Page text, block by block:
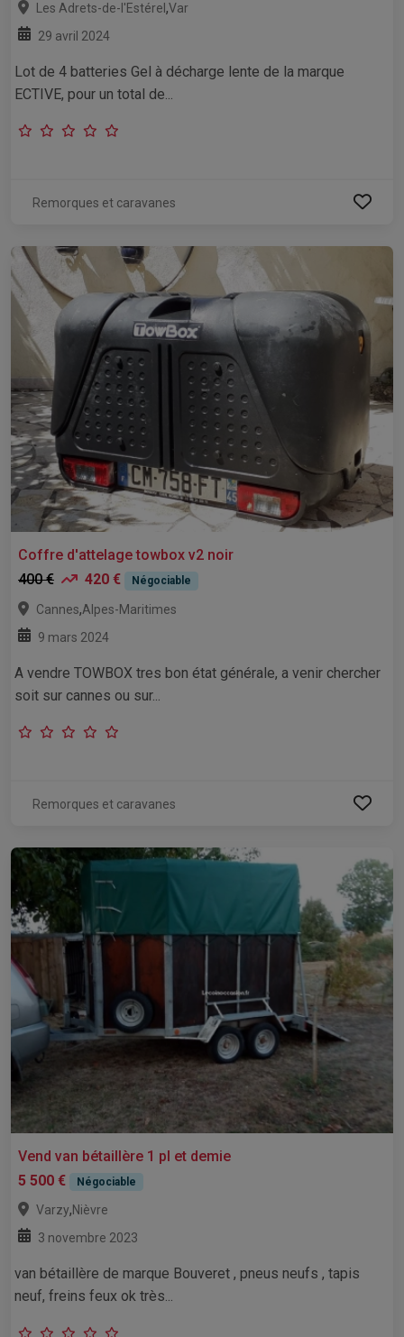
Les Adrets-de-l'Estérel ,Var
29 avril 2024
Lot de 4 batteries Gel à décharge lente de la marque
ECTIVE, pour un total de...
Remorques et caravanes
Coffre d'attelage towbox v2 noir
400 €
420 € Négociable
Cannes,Alpes-Maritimes
9 mars 2024
A vendre TOWBOX tres bon état générale, a venir chercher
soit sur cannes ou sur...
Remorques et caravanes
Vend van bétaillère 1 pl et demie
5 500 €
Négociable
Varzy,Nièvre
3 novembre 2023
van bétaillère de marque Bouveret , pneus neufs , tapis
neuf, freins feux ok très...